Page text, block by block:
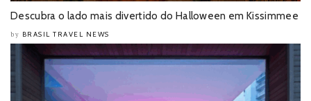
Descubra o lado mais divertido do Halloween em Kissimmee
by BRASIL TRAVEL NEWS